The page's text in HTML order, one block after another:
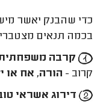
כדי שהבנק יאשר
בכמה תנאים
קרבה
קרוב - הורה, אח או
דירוג אשראי